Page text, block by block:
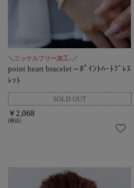
＼ニッケルフリー加工♪／
point heart bracelet～ﾎﾟｲﾝﾄﾊｰﾄﾌﾞﾚｽ
ﾚｯﾄ
￥2,068
(税込)